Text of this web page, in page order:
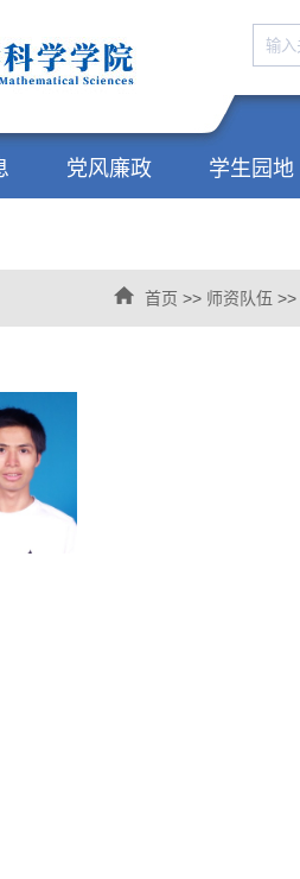
党风廉政 学生园地
首页 >> 师资队伍 >>